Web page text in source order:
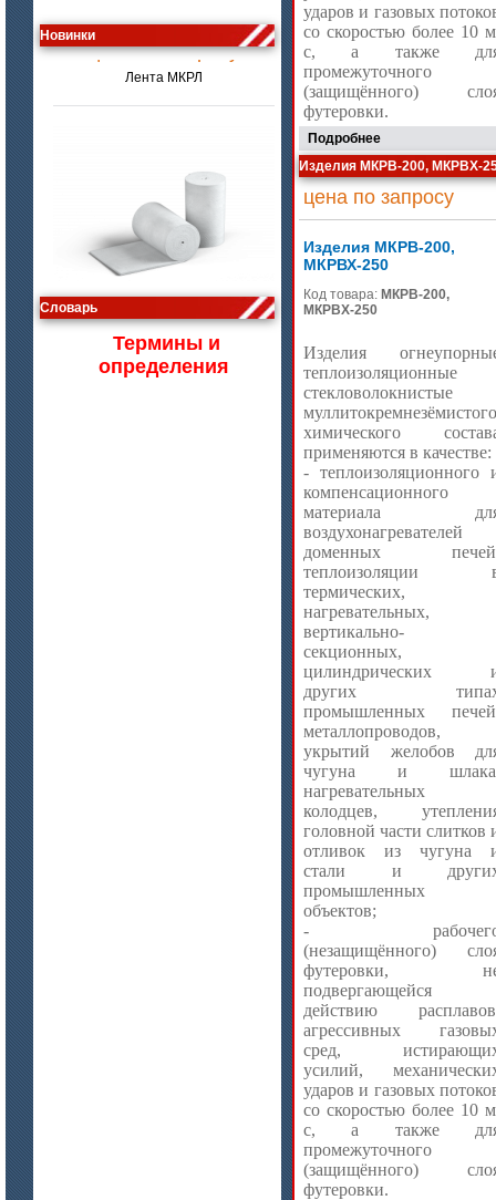
Новинки
Изделия МКРВ-200, МКРВХ-250
Словарь
Термины и
определения
ударов и газовых
со скоростью более 10
с, а также
промежуточного
(защищённого)
футеровки.
Подробнее
Изделия МКРВ-200, МКРВХ-
цена по запросу
Изделия МКРВ-200,
МКРВХ-250
Код товара: МКРВ-200,
МКРВХ-250
Изделия
теплоизоляционные
стекловолокнистые
муллитокремнезёмистого
химического
применяются в качестве:
- теплоизоляционного
компенсационного
материала
воздухонагревателей
доменных
теплоизоляции
термических,
нагревательных,
вертикально-
секционных,
цилиндрических
других
промышленных
металлопроводов,
укрытий желобов
чугуна и
нагревательных
колодцев,
головной части слитков
отливок из чугуна
стали и
промышленных
объектов;
-
(незащищённого)
футеровки,
подвергающейся
действию
агрессивных
сред,
усилий,
ударов и газовых
со скоростью более 10
с, а также
промежуточного
(защищённого)
футеровки.